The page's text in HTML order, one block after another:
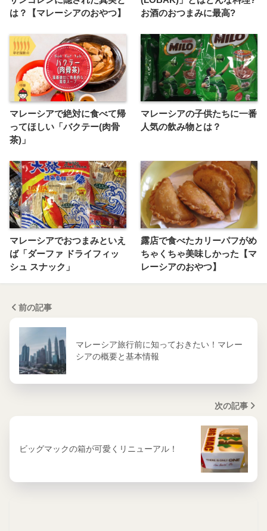
は？【マレーシアのおやつ】
お酒のおつまみに最高?
マレーシアで絶対に食べて帰
ってほしい「バクテー(肉骨
茶)」
マレーシアの子供たちに一番
人気の飲み物とは？
マレーシアでおつまみといえ
ば「ダーファ ドライフィッ
シュ スナック」
露店で食べたカリーパフがめ
ちゃくちゃ美味しかった【マ
レーシアのおやつ】
前の記事
マレーシア旅行前に知っておきたい！マレー
シアの概要と基本情報
次の記事
ビッグマックの箱が可愛くリニューアル！